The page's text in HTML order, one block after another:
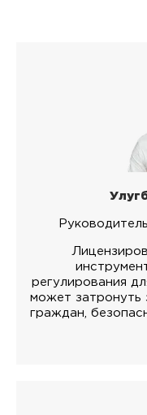
регулирования
может затронуть
граждан,